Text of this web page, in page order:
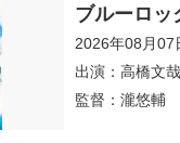
ブルーロッ
2026年08月07
出演：高橋文哉
監督：瀧悠輔